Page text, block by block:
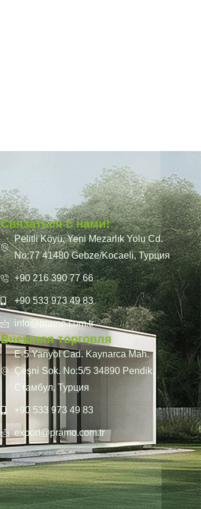
Связаться с нами!
Pelitli Köyü, Yeni Mezarlık Yolu Cd.
No:77 41480 Gebze/Kocaeli, Турция
+90 216 390 77 66
+90 533 973 49 83
info@pramo.com.tr
Внешняя торговля
E-5 Yanyol Cad. Kaynarca Mah.
Çeşni Sok. No:5/5 34890 Pendik,
Стамбул, Турция
+90 533 973 49 83
export@pramo.com.tr